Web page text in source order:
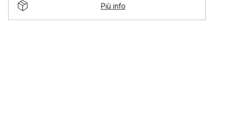
Più info